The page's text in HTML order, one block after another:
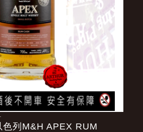
列M&H APEX RUM